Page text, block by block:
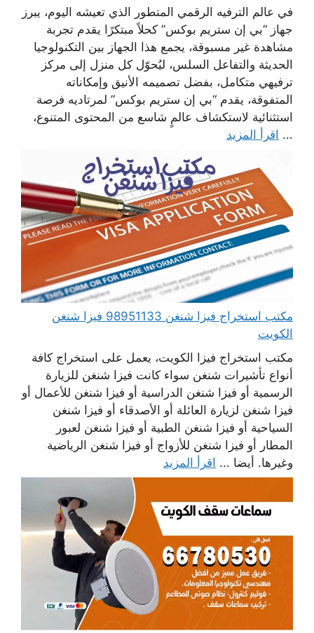
في عالم الترفيه الرقمي المتطور الذي تعيشه اليوم، يبرز
جهاز “بي إن ستريم بوكس” كحلاً مبتكرًا يقدم تجربة
مشاهدة غير مسبوقة، يجمع هذا الجهاز بين التكنولوجيا
الحديثة والتفاعل السلس، ليُحوّل كل منزل إلى مركز
ترفيهي متكامل، بفضل تصميمه الأنيق وإمكاناته
المتفوقة، يقدم “بي إن ستريم بوكس” لمرتاديه فرصة
استثنائية لاستكشاف عالمٍ شاسع من المحتوى المتنوع،
... اقرأ المزيد
مكتب استخراج فيزا شنغن 98951133 فيزا شنغن
الكويت
مكتب استخراج فيزا الكويت، يعمل على استخراج كافة
أنواع تأشيرات شنغن سواء كانت فيزا شنغن للزيارة
الرسمية أو فيزا شنغن الدراسية أو فيزا شنغن للأعمال أو
فيزا شنغن لزيارة العائلة أو الأصدقاء أو فيزا شنغن
السياحية أو فيزا شنغن الطبية أو فيزا شنغن لعبور
المطار أو فيزا شنغن للأزواج أو فيزا شنغن الرياضية
وغيرها. أيضا ... اقرأ المزيد